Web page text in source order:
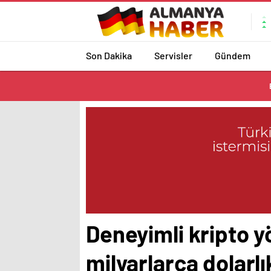
Son Dakika Servisler Gündem
Deneyimli kripto
milyarlarca